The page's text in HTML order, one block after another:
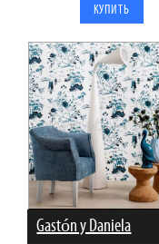
Gastón y Daniela